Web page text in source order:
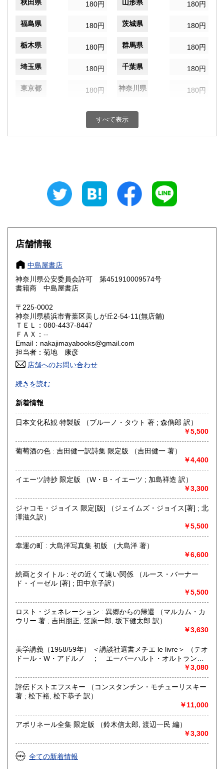
秋田県 180円 山形県 180円
福島県 180円 茨城県 180円
栃木県 180円 群馬県 180円
埼玉県 180円 千葉県 180円
東京都 180円 神奈川県 180円
180円 富山県
180円 三重県
大阪府
奈良県
鳥取県 180円 島根県
岡山県
山口県 180円
香川県 180円 愛媛県
高知県 180円
佐賀県
熊本県 180円 大分県 180円
180円
沖縄県 180円
すべて表示
店舗情報
中島屋書店
神奈川県公安委員会許可 第451910009574号
書籍商 中島屋書店
〒225-0002
神奈川県横浜市青葉区美しが丘2-54-11(無店舗)
ＴＥＬ：080-4437-8447
ＦＡＸ：--
Email：nakajimayabooks@gmail.com
担当者：菊地 康彦
店舗へのお問い合わせ
適格請求書発行事業者登録番号 ： T4810553294531
高額商品のご購入を検討されている方で、現品をご確認され
たい場合は、
出来るだけ対応させて頂きますので、Eメール、電話にて遠
慮なくご相談ください。
営業時間：お電話の受付時間 : AM10:00〜PM6:00
定休日：毎週木曜日・日曜日(夏季休業8/9〜13)
書籍の買取について
西洋の哲学思想、宗教、歴史、文学、美術、言語学の研究
書・全集類、日本の近代文学初版本・限定本・全集類を中心
関東近県、地方ともにご都合に合わせてお伺いします。
多少に関わらず、遠慮なくご相談、お問い合わせください。
取り扱い分野
哲学宗教、歴史、社会科学、美術工芸、国語国文、外国文
学、古書一般（その他）
続きを読む
新着情報
日本文化私観 特製版 （ブルーノ・タウト 著 ; 森儁郎 訳）
￥5,500
葡萄酒の色 : 吉田健一訳詩集 限定版 （吉田健一 著）
￥4,400
イエーツ詩抄 限定版 （W・B・イエーツ ; 加島祥造 訳）
￥3,300
ジャコモ・ジョイス 限定[版] （ジェイムズ・ジョイス[著] ; 北
澤滋久訳）
￥5,500
幸運の町 : 大島洋写真集 初版 （大島洋 著）
￥6,600
絵画とタイトル : その近くて遠い関係 （ルース・バーナー
ド・イーゼル [著] ; 田中京子訳）
￥5,500
ロスト・ジェネレーション : 異郷からの帰還 （マルカム・カ
ウリー 著 ; 吉田朋正, 笠原一郎, 坂下健太郎 訳）
￥3,630
美学講義（1958/59年） ＜講談社選書メチエ le livre＞ （テオ
ドール・W・アドルノ ； エーバーハルト・オルトラント
￥3,080
評伝ドストエフスキー （コンスタンチン・モチューリスキー
著 ; 松下裕, 松下恭子 訳）
￥11,000
アポリネール全集 限定版 （鈴木信太郎, 渡辺一民 編）
￥3,300
全ての新着情報